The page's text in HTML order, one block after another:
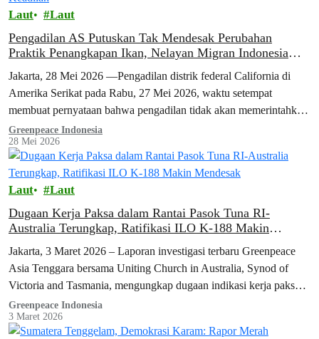
Laut Laut
Pengadilan AS Putuskan Tak Mendesak Perubahan
Praktik Penangkapan Ikan, Nelayan Migran Indonesia
Jakarta, 28 Mei 2026 —Pengadilan distrik federal California di
Amerika Serikat pada Rabu, 27 Mei 2026, waktu setempat
membuat pernyataan bahwa pengadilan tidak akan memerintahkan
Bumble Bee Foods untuk mengubah…
Greenpeace Indonesia
28 Mei 2026
Laut Laut
Dugaan Kerja Paksa dalam Rantai Pasok Tuna RI-
Australia Terungkap, Ratifikasi ILO K-188 Makin
Jakarta, 3 Maret 2026 – Laporan investigasi terbaru Greenpeace
Asia Tenggara bersama Uniting Church in Australia, Synod of
Victoria and Tasmania, mengungkap dugaan indikasi kerja paksa
yang dialami 25 awak…
Greenpeace Indonesia
3 Maret 2026